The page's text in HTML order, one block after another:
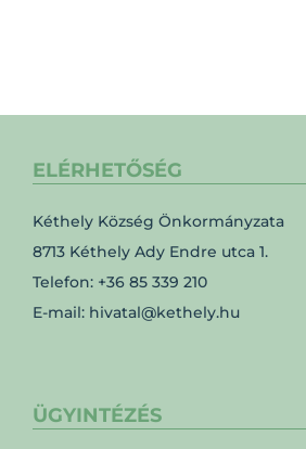
ELÉRHETŐSÉG
Kéthely Község Önkormányzata
8713 Kéthely Ady Endre utca 1.
Telefon: +36 85 339 210
E-mail: hivatal@kethely.hu
ÜGYINTÉZÉS